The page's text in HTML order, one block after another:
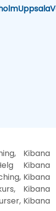
Uppsala
Kibana
Kibana
Kibana
Kibana
Kibana